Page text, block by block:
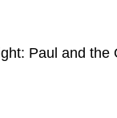
Paul and the